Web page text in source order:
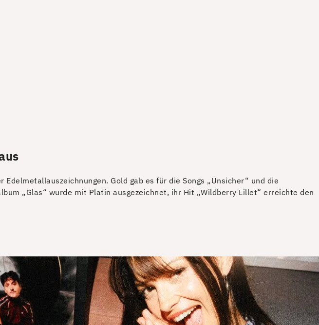
Gold gab es für die Songs „Unsicher“ und die
„Glas“ wurde mit Platin ausgezeichnet, ihr Hit „Wildberry Lillet“ erreichte den